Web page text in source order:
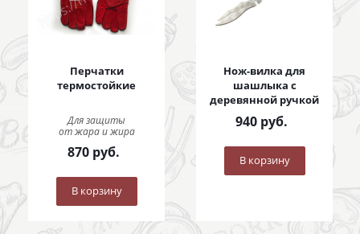
Перчатки
термостойкие
Для защиты
от жара и жира
870 руб.
В корзину
Нож-вилка для
шашлыка с
деревянной ручкой
940 руб.
В корзину